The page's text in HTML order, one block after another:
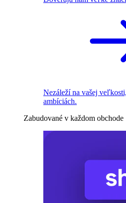
Nezáleží na vašej
ambíciách.
Zabudované v každom obchode